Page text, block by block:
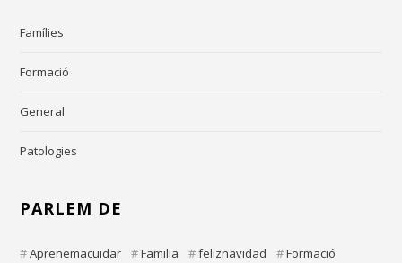
Famílies
Formació
General
Patologies
PARLEM DE
Aprenemacuidar Familia feliznavidad
Formació